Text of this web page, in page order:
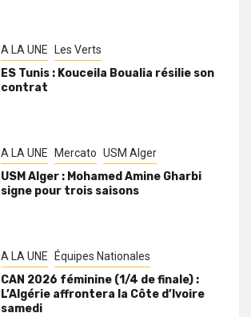
A LA UNE Les Verts
ES Tunis : Kouceila Boualia résilie son
contrat
A LA UNE Mercato USM Alger
USM Alger : Mohamed Amine Gharbi
signe pour trois saisons
A LA UNE Équipes Nationales
CAN 2026 féminine (1/4 de finale) :
L’Algérie affrontera la Côte d’Ivoire
samedi